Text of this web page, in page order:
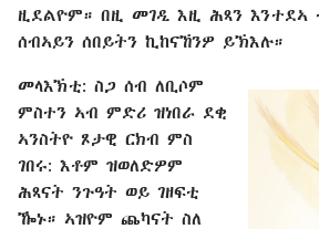
ዚደልዮም። በዚ መገዲ እዚ ሕጻን እንተደኣ
ሰብኣይን ሰበይትን ኪከናኸንዎ ይኽእሉ።
መላእኽቲ: ስጋ ሰብ ለቢሶም
ምስተን ኣብ ምድሪ ዝነበራ ደቂ
ኣንስትዮ ጾታዊ ርክብ ምስ
ገበሩ: እቶም ዝወለድዎም
ሕጻናት ንጉዓት ወይ ገዘፍቲ
ዀኑ። ኣዝዮም ጨካናት ስለ